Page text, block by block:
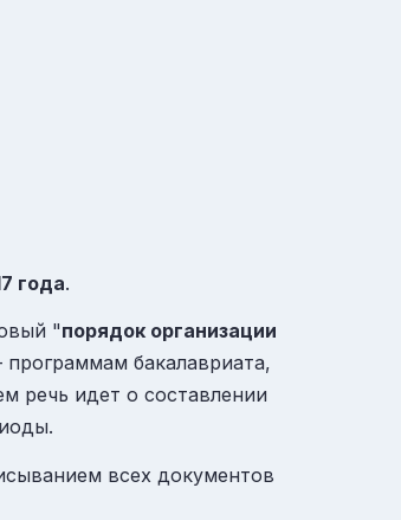
года.
"порядок организации
бакалавриата,
речь идет о составлении
всех документов